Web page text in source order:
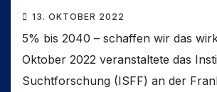
13. OKTOBER 2022
5% bis 2040 – schaffen wir das
Oktober 2022 veranstaltete das
Suchtforschung (ISFF) an der